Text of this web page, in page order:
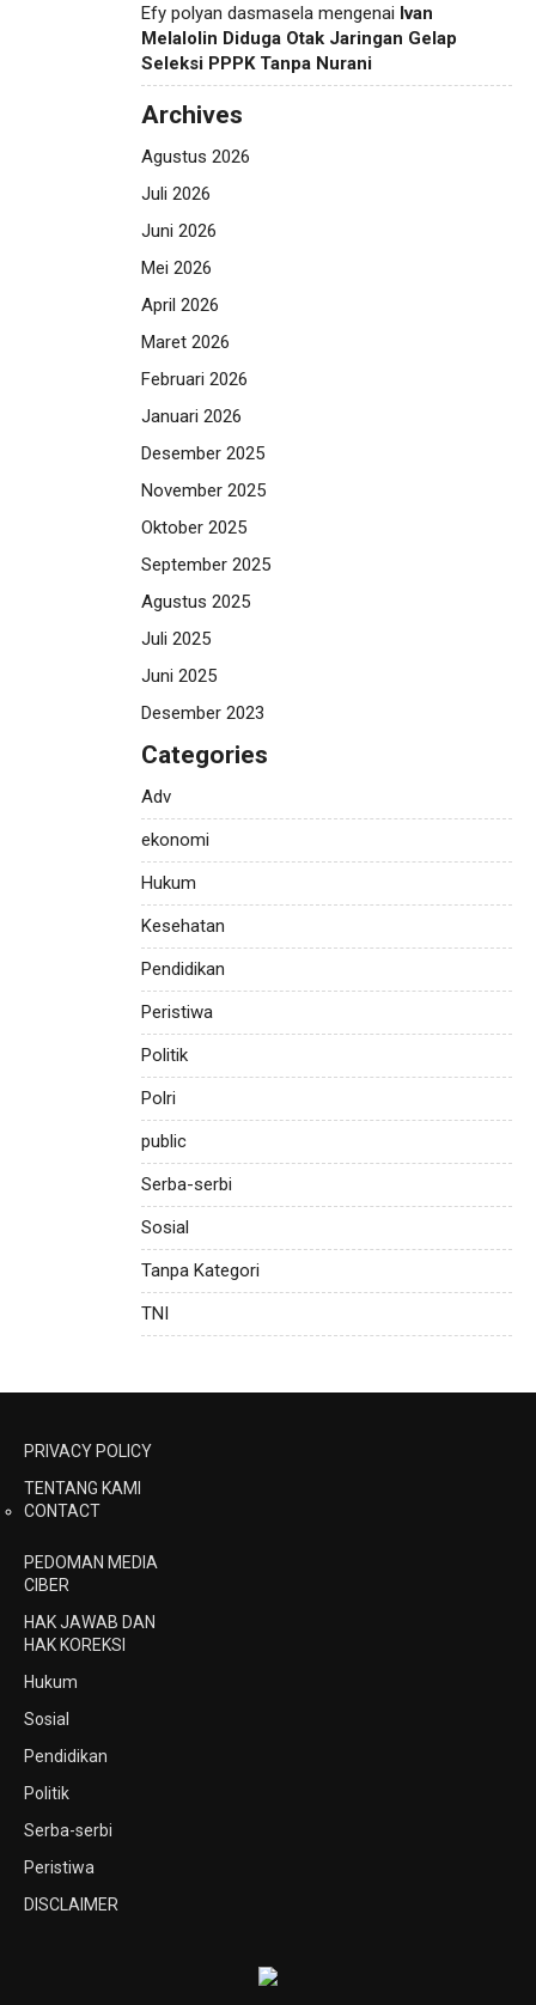
Efy polyan dasmasela mengenai Ivan
Melalolin Diduga Otak Jaringan Gelap
Seleksi PPPK Tanpa Nurani
Archives
Agustus 2026
Juli 2026
Juni 2026
Mei 2026
April 2026
Maret 2026
Februari 2026
Januari 2026
Desember 2025
November 2025
Oktober 2025
September 2025
Agustus 2025
Juli 2025
Juni 2025
Desember 2023
Categories
Adv
ekonomi
Hukum
Kesehatan
Pendidikan
Peristiwa
Politik
Polri
public
Serba-serbi
Sosial
Tanpa Kategori
TNI
PRIVACY POLICY
TENTANG KAMI
CONTACT
PEDOMAN MEDIA
CIBER
HAK JAWAB DAN
HAK KOREKSI
Hukum
Sosial
Pendidikan
Politik
Serba-serbi
Peristiwa
DISCLAIMER